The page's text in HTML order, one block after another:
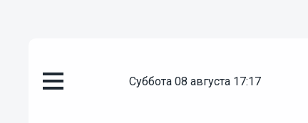
суббота 08 августа 17:17